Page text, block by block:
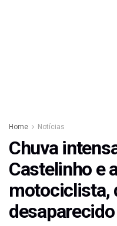
Home Notícias
Chuva
Castelinho e
motociclista,
desaparecido